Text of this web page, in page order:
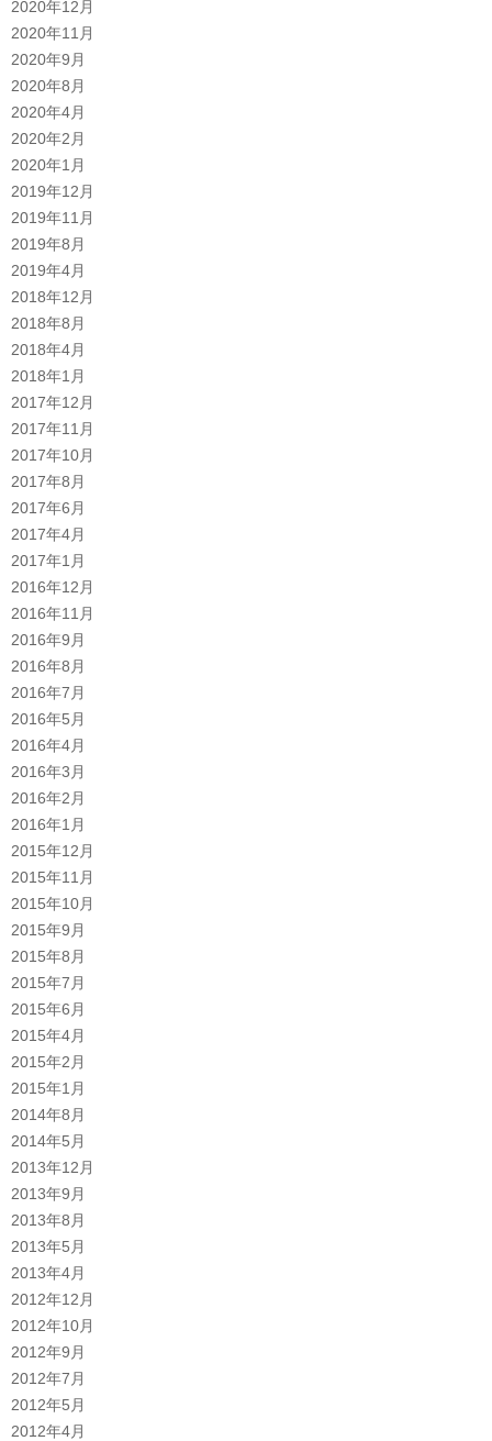
2020年12月
2020年11月
2020年9月
2020年8月
2020年4月
2020年2月
2020年1月
2019年12月
2019年11月
2019年8月
2019年4月
2018年12月
2018年8月
2018年4月
2018年1月
2017年12月
2017年11月
2017年10月
2017年8月
2017年6月
2017年4月
2017年1月
2016年12月
2016年11月
2016年9月
2016年8月
2016年7月
2016年5月
2016年4月
2016年3月
2016年2月
2016年1月
2015年12月
2015年11月
2015年10月
2015年9月
2015年8月
2015年7月
2015年6月
2015年4月
2015年2月
2015年1月
2014年8月
2014年5月
2013年12月
2013年9月
2013年8月
2013年5月
2013年4月
2012年12月
2012年10月
2012年9月
2012年7月
2012年5月
2012年4月